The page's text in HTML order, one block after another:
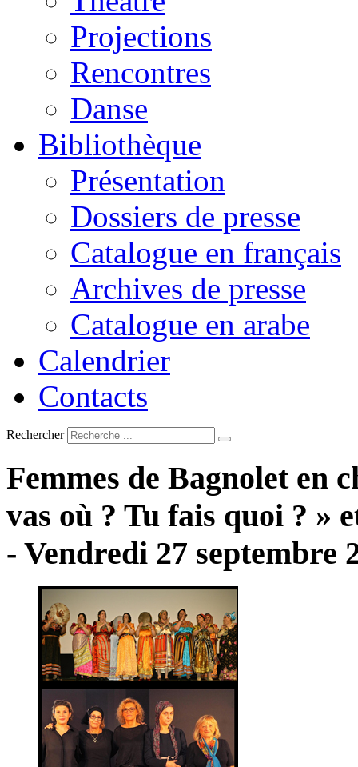
Projections
Rencontres
Danse
Bibliothèque
Présentation
Dossiers de presse
Catalogue en français
Archives de presse
Catalogue en arabe
Calendrier
Contacts
Rechercher
Femmes de Bagnolet en
vas où ? Tu fais quoi ? »
- Vendredi 27 septembre